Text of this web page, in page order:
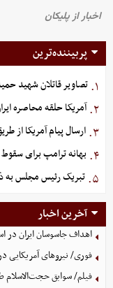
پربیننده‌ترین
۱. تصاویر قاتلان شهید
۲. آمریکا حلقه محاصره
۳. ارسال پیام آمریکا از
۴. بهانه ترامپ برای
۵. تبریک رئیس مجلس به
آخرین اخبار
اهداف جاسوسان ایران در
فوری/ نیروهای آمریکایی
فیلم/ سوابق حجت‌الاسلام